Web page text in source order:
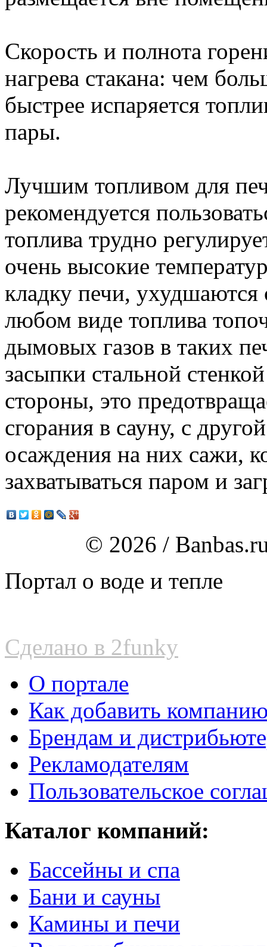
Скорость и полнота
нагрева стакана: чем
быстрее испаряется
пары.
Лучшим топливом для
рекомендуется
топлива трудно
очень высокие
кладку печи,
любом виде топлива
дымовых газов в таких
засыпки стальной
стороны, это
сгорания в сауну, с
осаждения на них сажи,
захватываться паром и
© 2026 /
Портал о воде и тепле
Сделано в 2funky
О портале
Как добавить
Брендам и
Рекламодателям
Пользовательское
Каталог компаний:
Бассейны и спа
Бани и сауны
Камины и печи